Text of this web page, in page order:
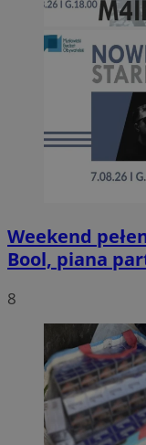
Weekend
Bool, piana
8